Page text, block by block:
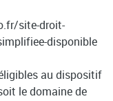
site-droit-
disponible
au dispositif
le domaine de